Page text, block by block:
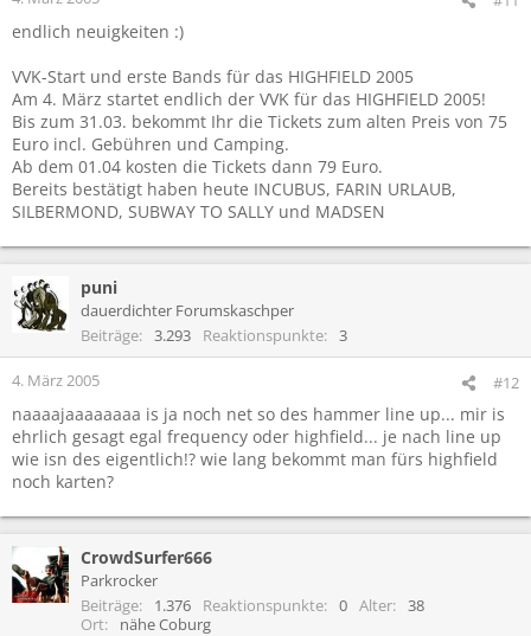
endlich neuigkeiten :)
VVK-Start und erste Bands für das HIGHFIELD 2005
Am 4. März startet endlich der VVK für das HIGHFIELD 2005!
Bis zum 31.03. bekommt Ihr die Tickets zum alten Preis von 75
Euro incl. Gebühren und Camping.
Ab dem 01.04 kosten die Tickets dann 79 Euro.
Bereits bestätigt haben heute INCUBUS, FARIN URLAUB,
SILBERMOND, SUBWAY TO SALLY und MADSEN
puni
dauerdichter Forumskaschper
Beiträge
3.293 Reaktionspunkte 3
4. März 2005 #12
naaaajaaaaaaaa is ja noch net so des hammer line up... mir is
ehrlich gesagt egal frequency oder highfield... je nach line up
wie isn des eigentlich!? wie lang bekommt man fürs highfield
noch karten?
CrowdSurfer666
Parkrocker
Beiträge
1.376 Reaktionspunkte 0 Alter
38
Ort
nähe Coburg